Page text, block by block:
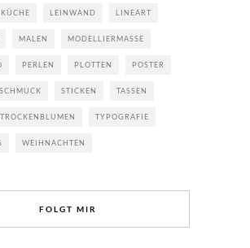
KÜCHE LEINWAND LINEART
MALEN MODELLIERMASSE
PERLEN PLOTTEN POSTER
SCHMUCK STICKEN TASSEN
TROCKENBLUMEN TYPOGRAFIE
WEIHNACHTEN
FOLGT MIR